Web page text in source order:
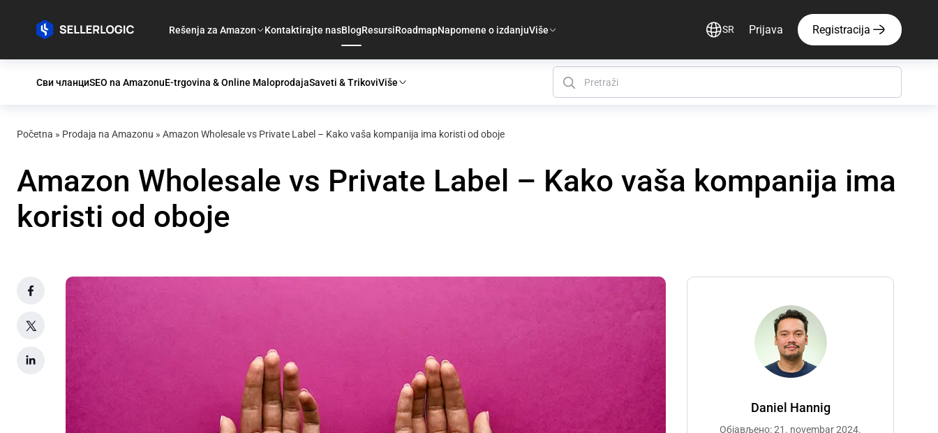
Rešenja za Amazon Kontaktirajte nasBlogResursiRoadmapNapomene o izdanjuViše SR Prijava Registracija
Сви чланциSEO na AmazonuE-trgovina & Online MaloprodajaSaveti & TrikoviViše
Početna » Prodaja na Amazonu » Amazon Wholesale vs Private Label – Kako vaša kompanija ima koristi od oboje
Amazon Wholesale vs Private Label – Kako vaša kompanija ima
koristi od oboje
Daniel Hannig
Објављено: 21. novembar 2024.